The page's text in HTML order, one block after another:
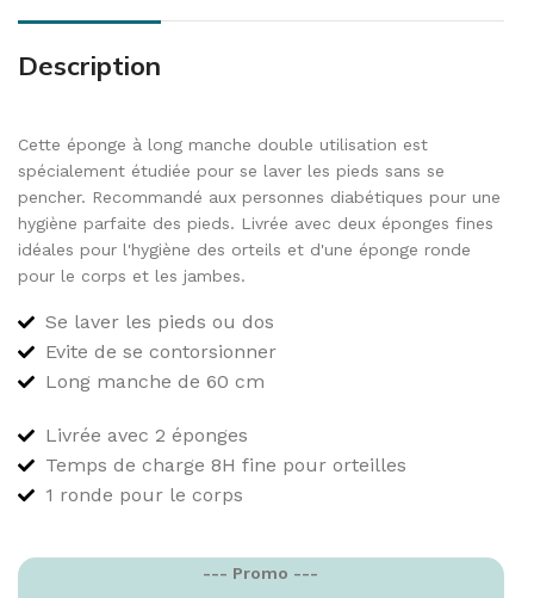
Description
Cette éponge à long manche double utilisation est
spécialement étudiée pour se laver les pieds sans se
pencher. Recommandé aux personnes diabétiques pour une
hygiène parfaite des pieds. Livrée avec deux éponges fines
idéales pour l'hygiène des orteils et d'une éponge ronde
pour le corps et les jambes.
Se laver les pieds ou dos
Evite de se contorsionner
Long manche de 60 cm
Livrée avec 2 éponges
Temps de charge 8H fine pour orteilles
1 ronde pour le corps
--- Promo ---